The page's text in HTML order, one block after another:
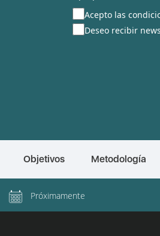
Acepto las
Deseo recibir
Objetivos Metodología
Próximamente